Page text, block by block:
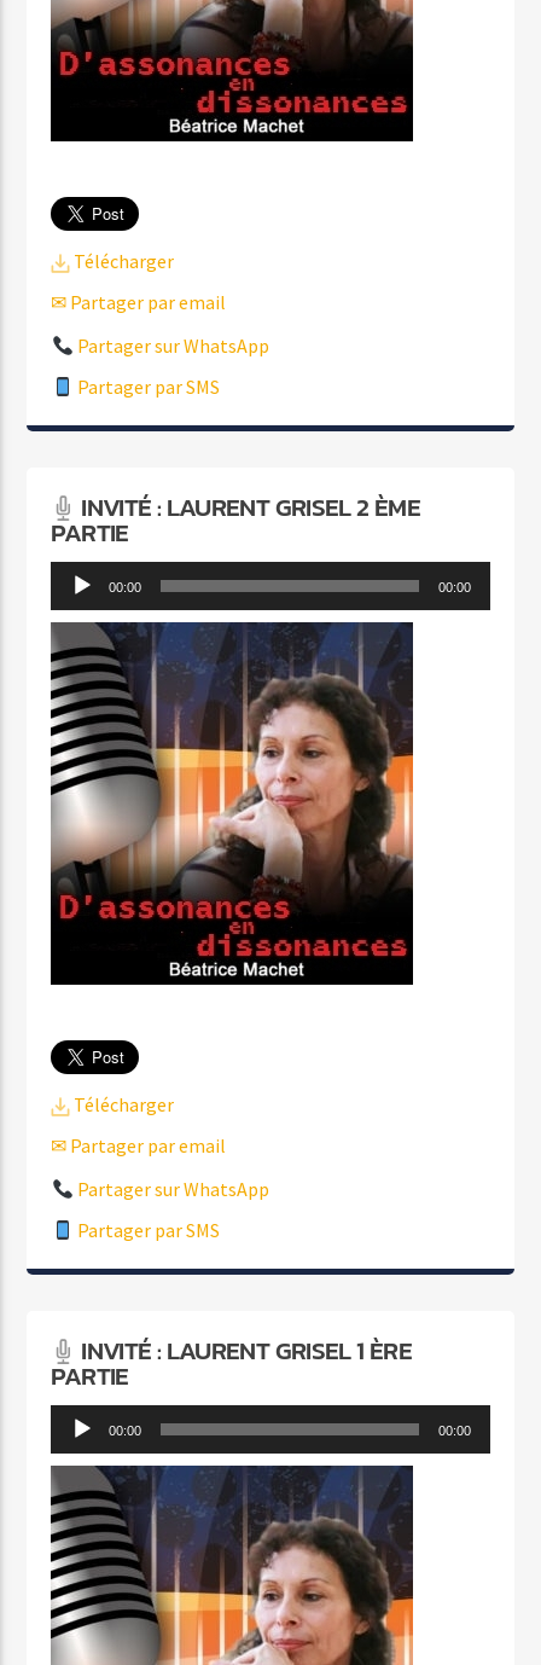
Télécharger
✉ Partager par email
Partager sur WhatsApp
Partager par SMS
INVITÉ : LAURENT GRISEL 2 ÈME
PARTIE
Lecteur
audio
00:00 00:00
Télécharger
✉ Partager par email
Partager sur WhatsApp
Partager par SMS
INVITÉ : LAURENT GRISEL 1 ÈRE
PARTIE
Lecteur
audio
00:00 00:00